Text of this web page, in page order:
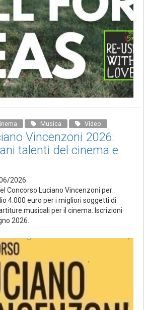
Musica Video
Vincenzoni 2026:
talenti del cinema e
2026
Concorso Luciano Vincenzoni per
4.000 euro per i migliori soggetti di
musicali per il cinema. Iscrizioni
2026.